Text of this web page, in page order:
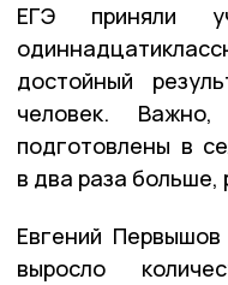
ЕГЭ приняли
достойный
человек.
подготовлены в
в два раза больше,
Евгений
выросло